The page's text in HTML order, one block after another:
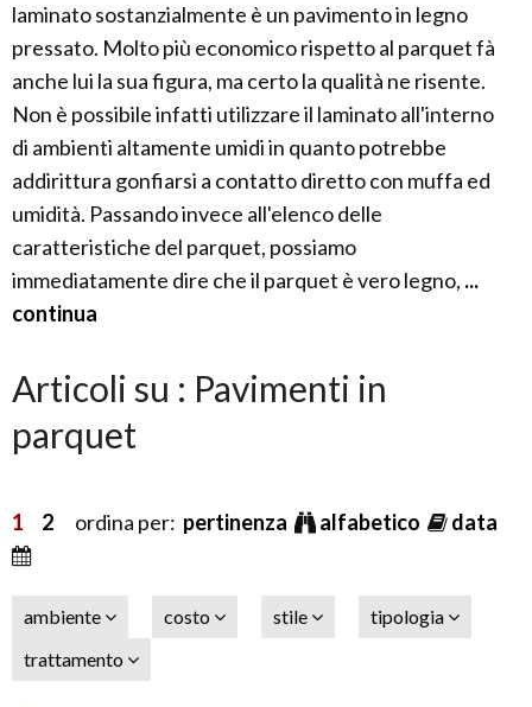
laminato sostanzialmente è un pavimento in legno
pressato. Molto più economico rispetto al parquet fà
anche lui la sua figura, ma certo la qualità ne risente.
Non è possibile infatti utilizzare il laminato all'interno
di ambienti altamente umidi in quanto potrebbe
addirittura gonfiarsi a contatto diretto con muffa ed
umidità. Passando invece all'elenco delle
caratteristiche del parquet, possiamo
immediatamente dire che il parquet è vero legno, ...
continua
Articoli su : Pavimenti in
parquet
1 2 ordina per: pertinenza alfabetico data
ambiente costo stile
tipologia
trattamento